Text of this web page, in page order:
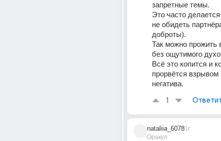
запретные темы.
Это часто
не обидеть
доброты).
Так можно прожить
без ощутимого
Всё это копится и
прорвётся взрывом
негатива.
1
nataliia_6078
Оракул
1г